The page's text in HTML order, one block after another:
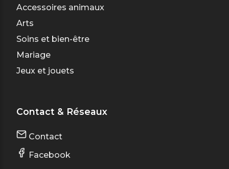
Accessoires animaux
Arts
Soins et bien-être
Mariage
Jeux et jouets
Contact & Réseaux
Contact
Facebook